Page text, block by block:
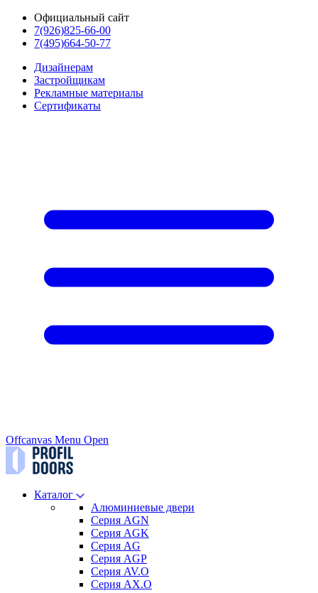
Официальный сайт
7(926)825-66-00
7(495)664-50-77
Дизайнерам
Застройщикам
Рекламные материалы
Сертификаты
Offcanvas Menu Open
Каталог
Алюминиевые двери
Серия AGN
Серия AGK
Серия AG
Серия AGP
Серия AV.O
Серия AX.O